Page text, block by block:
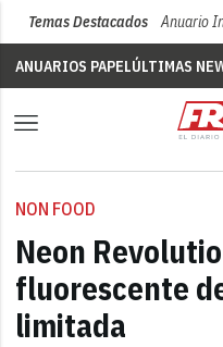
Temas Destacados Anuario
ANUARIOS PAPELÚLTIMAS
NON FOOD
Neon
fluorescente
limitada